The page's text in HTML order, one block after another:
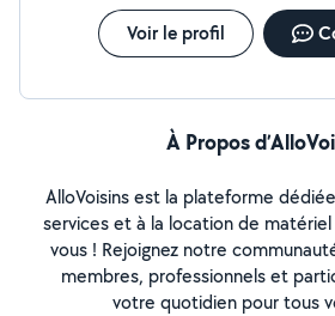
Voir le profil
À Propos
AlloVoisins est la plateforme
services et à la location de
vous ! Rejoignez notre
membres, professionnels et
votre quotidien pour tous